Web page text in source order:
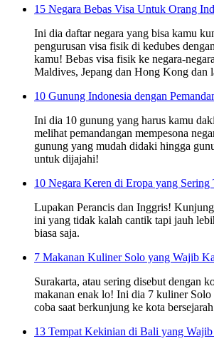
15 Negara Bebas Visa Untuk Orang
Ini dia daftar negara yang bisa kamu
pengurusan visa fisik di kedubes
kamu! Bebas visa fisik ke negara-
Maldives, Jepang dan Hong Kong dan
10 Gunung Indonesia dengan
Ini dia 10 gunung yang harus kamu
melihat pemandangan mempesona
gunung yang mudah didaki hingga
untuk dijajahi!
10 Negara Keren di Eropa yang Sering
Lupakan Perancis dan Inggris!
ini yang tidak kalah cantik tapi jauh
biasa saja.
7 Makanan Kuliner Solo yang Wajib
Surakarta, atau sering disebut dengan
makanan enak lo! Ini dia 7 kuliner
coba saat berkunjung ke kota
13 Tempat Kekinian di Bali yang